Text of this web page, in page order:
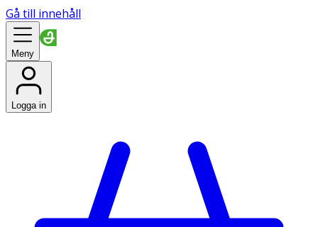
Gå till innehåll
Meny
Logga in